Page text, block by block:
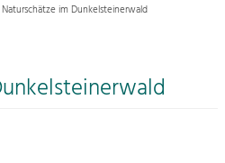
Further
Naturschätze im Dunkelsteinerwald